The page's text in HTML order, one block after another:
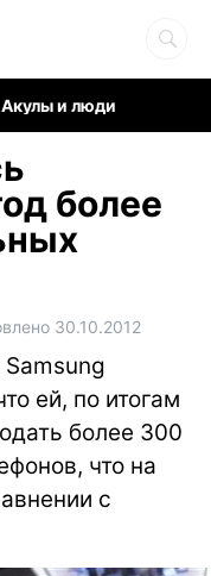
Акулы и люди
более
30.10.2012
ей, по итогам
более 300
что на
с